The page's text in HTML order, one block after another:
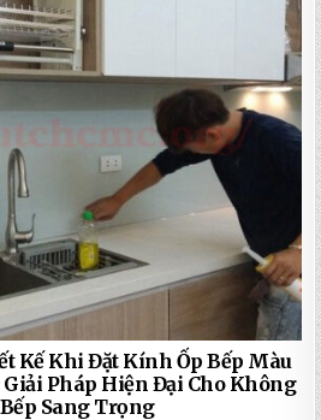
Kế Khi Đặt Kính Ốp Bếp Màu
Pháp Hiện Đại Cho Không
Sang Trọng